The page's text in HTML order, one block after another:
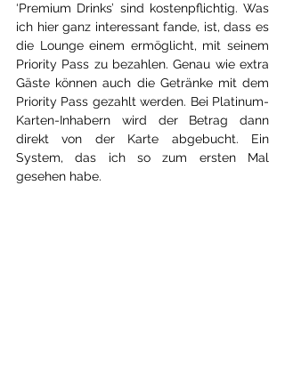
‘Premium Drinks’ sind kostenpflichtig. Was
ich hier ganz interessant fande, ist, dass es
die Lounge einem ermöglicht, mit seinem
Priority Pass zu bezahlen. Genau wie extra
Gäste können auch die Getränke mit dem
Priority Pass gezahlt werden. Bei Platinum-
Karten-Inhabern wird der Betrag dann
direkt von der Karte abgebucht. Ein
System, das ich so zum ersten Mal
gesehen habe.